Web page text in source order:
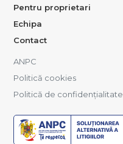
Pentru proprietari
Echipa
Contact
ANPC
Politică cookies
Politică de confidențialitate